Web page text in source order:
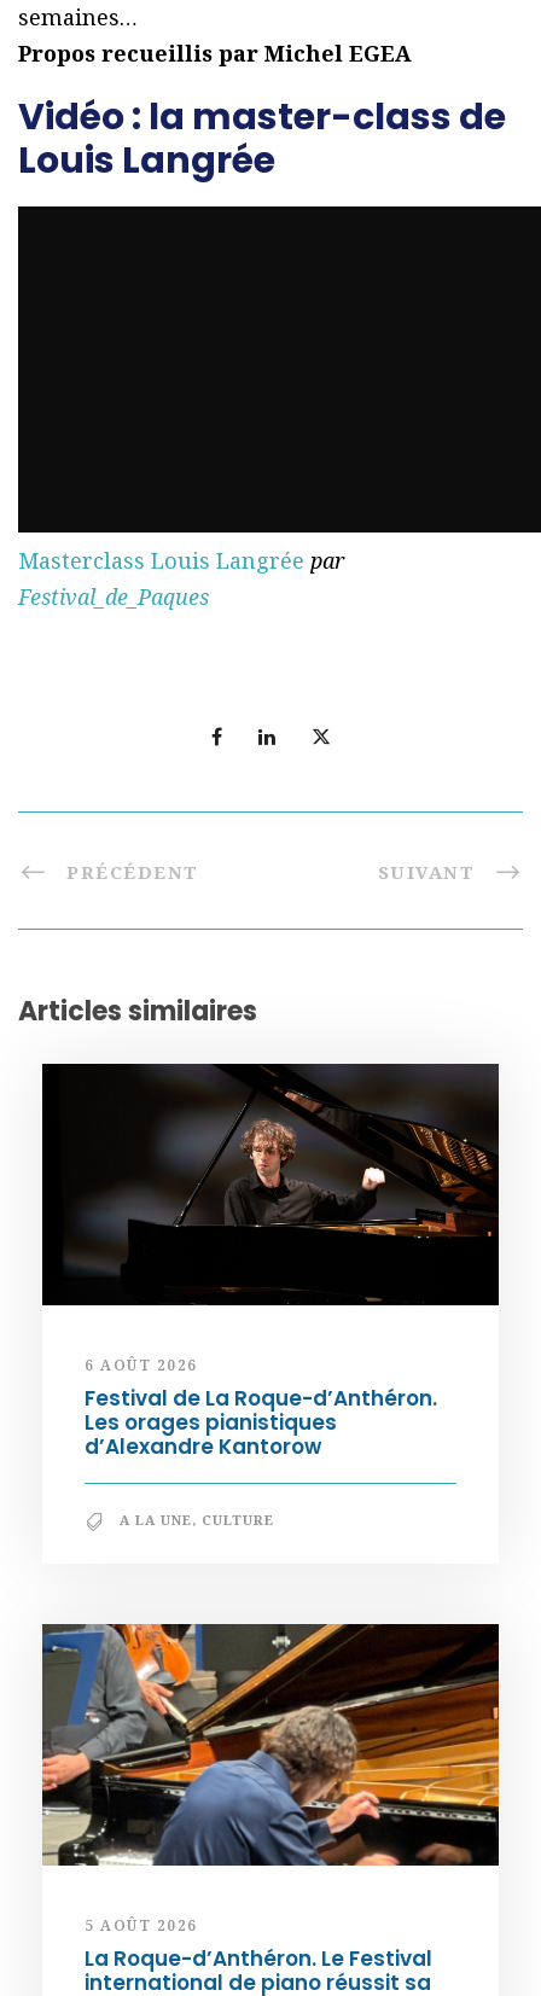
semaines…
Propos recueillis par Michel EGEA
Vidéo : la master-class de
Louis Langrée
Masterclass Louis Langrée par
Festival_de_Paques
PRÉCÉDENT SUIVANT
Articles similaires
6 AOÛT 2026
Festival de La Roque-d’Anthéron.
Les orages pianistiques
d’Alexandre Kantorow
A LA UNE, CULTURE
5 AOÛT 2026
La Roque-d’Anthéron. Le Festival
international de piano réussit sa